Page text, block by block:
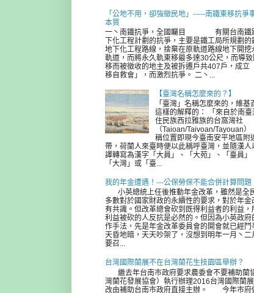
「公地不用，卻強徵民地」-----南鐵東移抗爭
本質
一丶南鐵抗爭，全國矚目 有關台南鐵
下化工程計劃的抗爭，主要是鐵工局所規劃的
地下化工程路線，捨棄在原軌道路線地下開挖
軌道，而將永久軌東移最多達30公尺，而導致
移而被徵收的地主及被拆遷戶共407戶，成立
移自救會」，而激烈抗爭。 二丶...
【臺灣名稱怎麼來的？】
「臺灣」名稱怎麼來的，維基
這樣的解釋的： 「來自於南臺
住民族西拉雅族的台窩灣社
（Taioan/Taivoan/Tayouan）
稱位置即現今臺南安平地區附
帶，荷蘭人來臺時便以此稱呼臺灣，並隨漢人
譯轉寫為漢字「大員」、「大苑」、「臺員」
「大灣」或「臺...
我的年金遭遇！---公保勞保不能合併計算問題
小英總統上任後推動年金改革，雖然是全
多數對於國家財政的永續性的要求，對於年金
有共識。但改革總會砍到既得利益者的利益，
利益被砍的人反抗是必然的。但因為小英政府
作手法，先是年金改革委員會的開會就已經鬥
天昏地暗，天天吵架了，沒想到明年一月丶二
要召...
台灣國際蘭展不在台灣蘭花生技園區舉辦？
繼去年台南市政府要求農委會不要補助蘭
灣蘭花發展協會）執行辦理2016台灣國際蘭
改由補助台南市政府直接主辦。 今年市府